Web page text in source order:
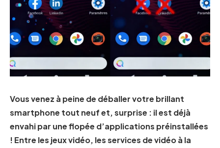
Vous venez à peine de déballer votre brillant
smartphone tout neuf et, surprise : il est déjà
envahi par une flopée d’applications préinstallées
! Entre les jeux vidéo, les services de vidéo à la